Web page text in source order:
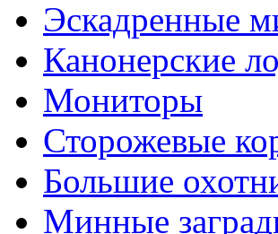
Эскадренные
Канонерские
Мониторы
Сторожевые
Большие
Минные